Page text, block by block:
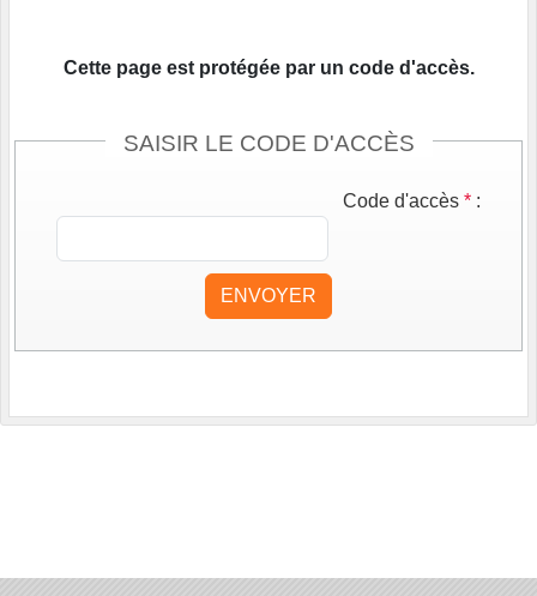
Cette page est protégée par un code d'accès.
SAISIR LE CODE D'ACCÈS
Code d'accès * :
ENVOYER